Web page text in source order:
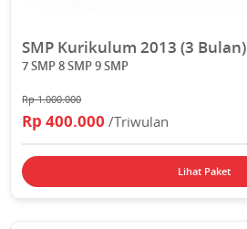
SMP Kurikulum 2013 (3 Bulan)
7 SMP 8 SMP 9 SMP
Rp 1.000.000
Rp 400.000/Triwulan
Lihat Paket